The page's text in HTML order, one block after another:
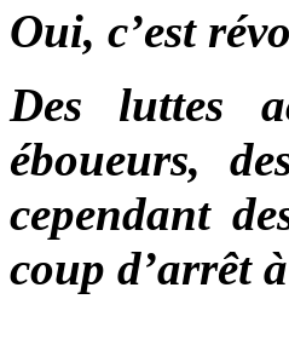
Oui, c’est
Des luttes
éboueurs,
cependant
coup d’arrêt